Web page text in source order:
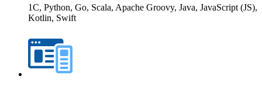
1С, Python, Go, Scala, Apache Groovy, Java, JavaScript (JS),
Kotlin, Swift